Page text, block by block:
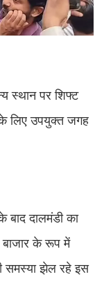
स्थान पर शिफ्ट
लिए उपयुक्त जगह
बाद दालमंडी का
बाजार के रूप में
समस्या झेल रहे इस